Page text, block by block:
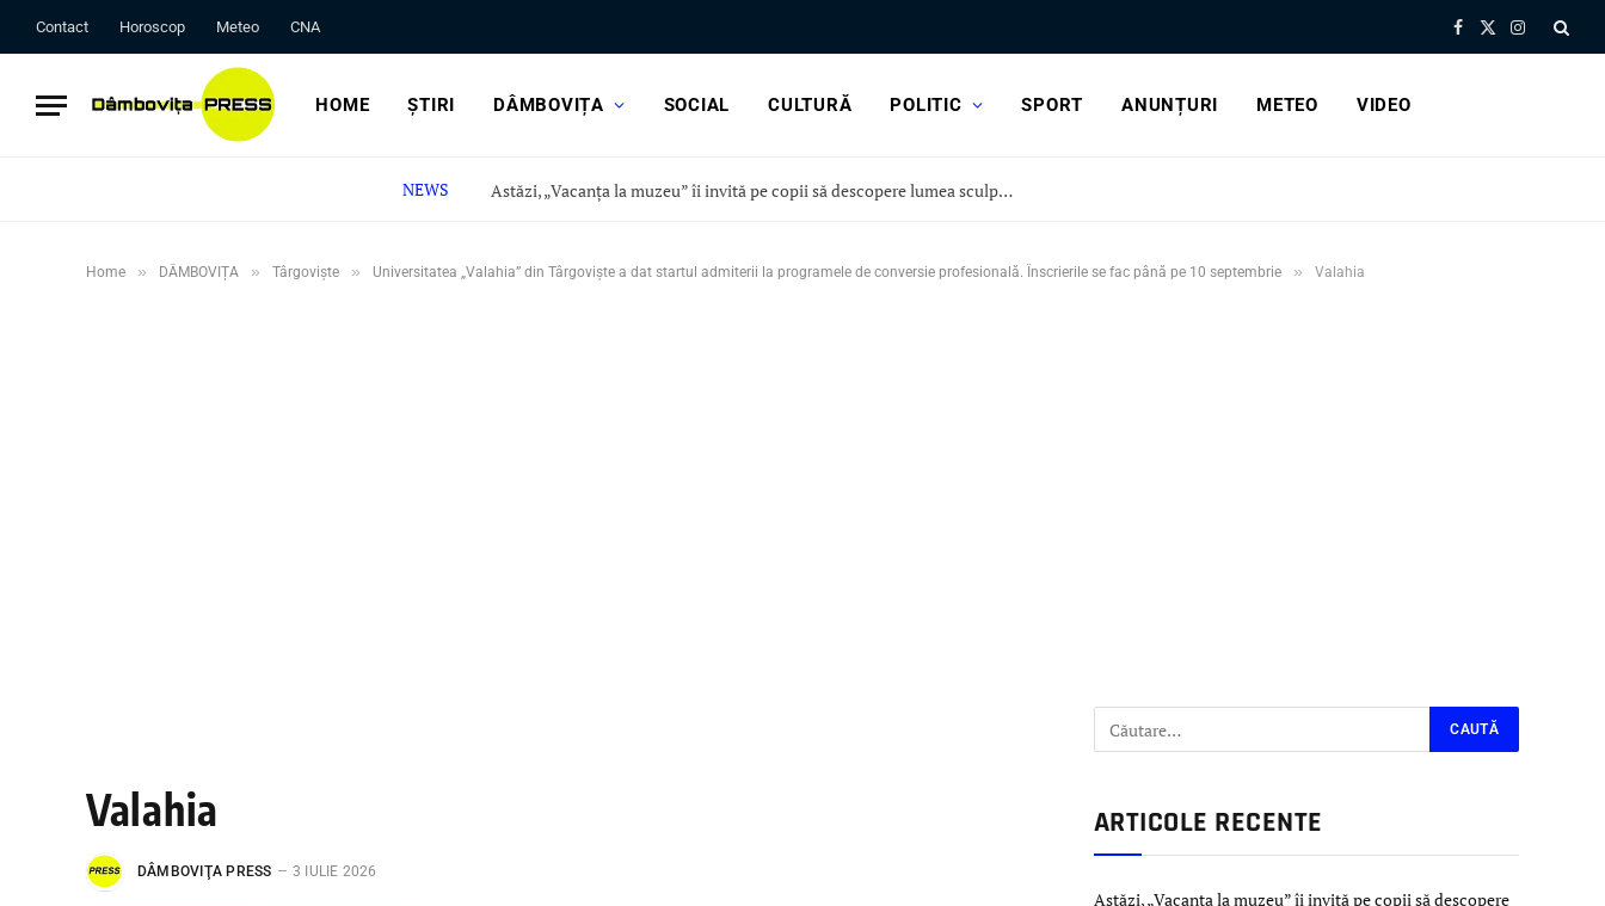
Contact Horoscop Meteo CNA Facebook
X
Instagram
HOME ȘTIRI DÂMBOVIȚA SOCIAL CULTURĂ POLITIC SPORT ANUNȚURI METEO VIDEO
NEWS Astăzi, „Vacanța la muzeu” îi invită pe copii să descopere lumea sculpturii, la Curtea Domnească
Home » DÂMBOVIȚA » Târgoviște » Universitatea „Valahia” din Târgoviște a dat startul admiterii la programele de conversie profesională. Înscrierile se fac până pe 10 septembrie » Valahia
Valahia
DÂMBOVIŢA PRESS 3 IULIE 2026
ARTICOLE RECENTE
Astăzi, „Vacanța la muzeu” îi invită pe copii să descopere